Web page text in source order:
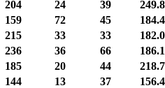
204 24 39
159 72 45
215 33 33
236 36 66
185 20 44
144 13 37